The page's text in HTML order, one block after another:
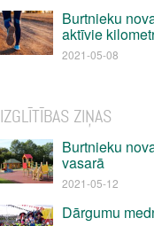
Burtnieku
aktīvie
2021-05-08
IZGLĪTĪBAS ZIŅAS
Burtnieku
vasarā
2021-05-12
Dārgumu